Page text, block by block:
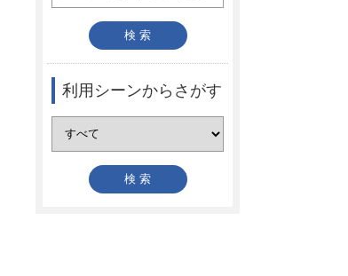
利用シーンからさがす